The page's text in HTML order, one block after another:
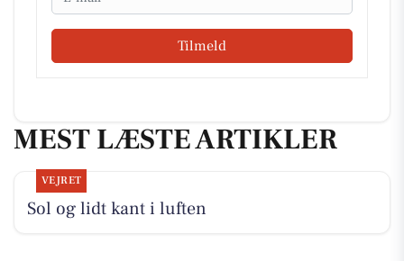
Tilmeld
MEST LÆSTE ARTIKLER
VEJRET
Sol og lidt kant i luften